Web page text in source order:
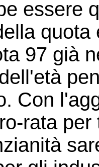
essere
97 già
Con
rata